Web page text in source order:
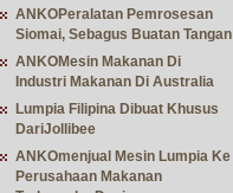
ANKOPeralatan Pemrosesan
Siomai, Sebagus Buatan Tangan
ANKOMesin Makanan Di
Industri Makanan Di Australia
Lumpia Filipina Dibuat Khusus
DariJollibee
ANKOmenjual Mesin Lumpia Ke
Perusahaan Makanan